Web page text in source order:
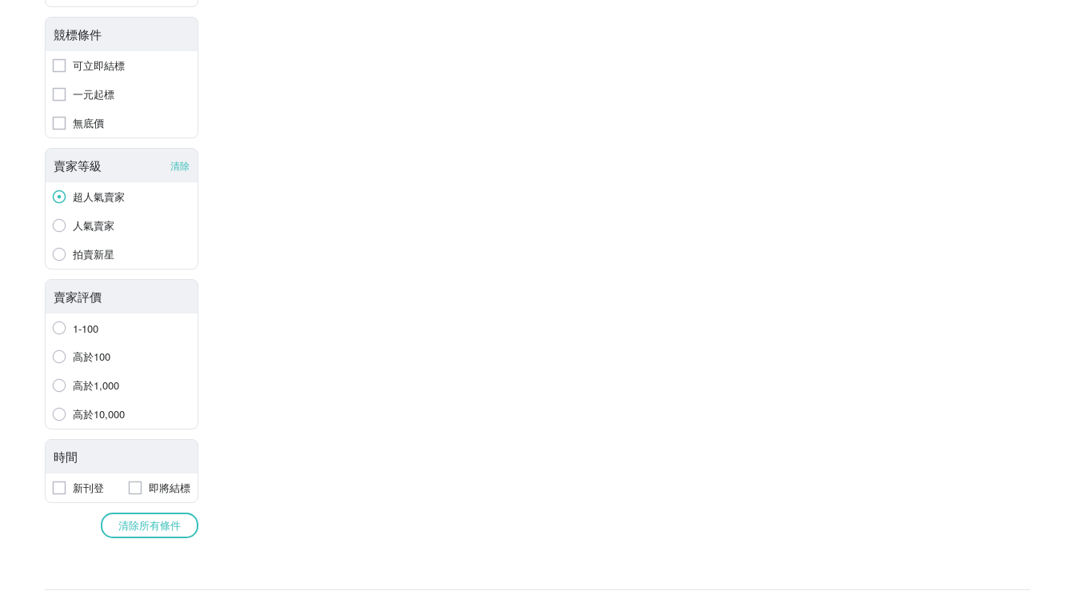
競標條件
可立即結標
一元起標
無底價
賣家等級 清除
超人氣賣家
人氣賣家
拍賣新星
賣家評價
1-100
高於100
高於1,000
高於10,000
時間
新刊登 即將結標
清除所有條件